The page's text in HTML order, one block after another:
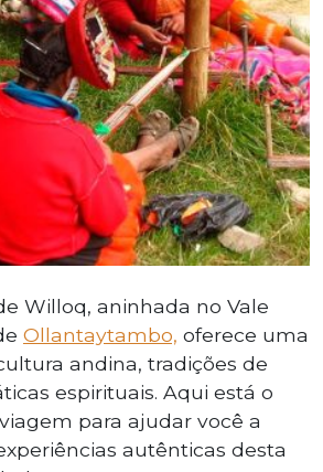
Willoq, aninhada no Vale
Ollantaytambo, oferece uma
andina, tradições de
espirituais. Aqui está o
para ajudar você a
autênticas desta